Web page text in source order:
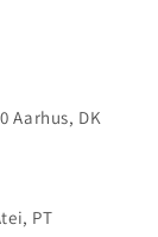
Aarhus, DK
PT